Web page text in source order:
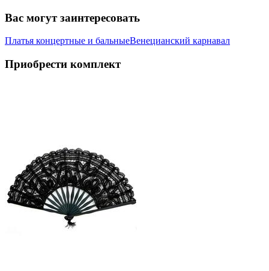
Вас могут заинтересовать
Платья концертные и бальныеВенецианский карнавал
Приобрести комплект